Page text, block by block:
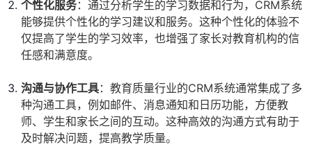
个性化服务：通过分析学生的学习数据和行为，CRM系统
能够提供个性化的学习建议和服务。这种个性化的体验不
仅提高了学生的学习效率，也增强了家长对教育机构的信
任感和满意度。
沟通与协作工具：教育质量行业的CRM系统通常集成了多
种沟通工具，例如邮件、消息通知和日历功能，方便教
师、学生和家长之间的互动。这种高效的沟通方式有助于
及时解决问题，提高教学质量。